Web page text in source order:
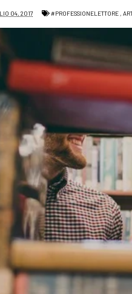
04, 2017 #PROFESSIONELETTORE,